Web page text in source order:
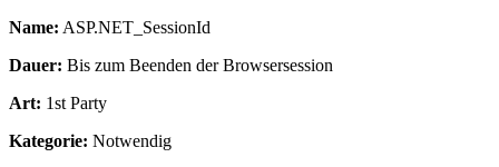
Name: ASP.NET_SessionId
Dauer: Bis zum Beenden der Browsersession
Art: 1st Party
Kategorie: Notwendig